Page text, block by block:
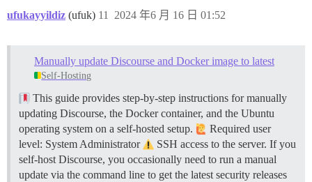
ufukayyildiz (ufuk) 2024 年6 月 16 日 01:52
11
Manually update Discourse and Docker image to latest
Self-Hosting
This guide provides step-by-step instructions for manually
updating Discourse, the Docker container, and the Ubuntu
operating system on a self-hosted setup.
Required user
level: System Administrator
SSH access to the server. If you
self-host Discourse, you occasionally need to run a manual
update via the command line to get the latest security releases